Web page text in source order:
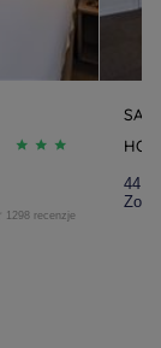
1298 recenzje
44.6